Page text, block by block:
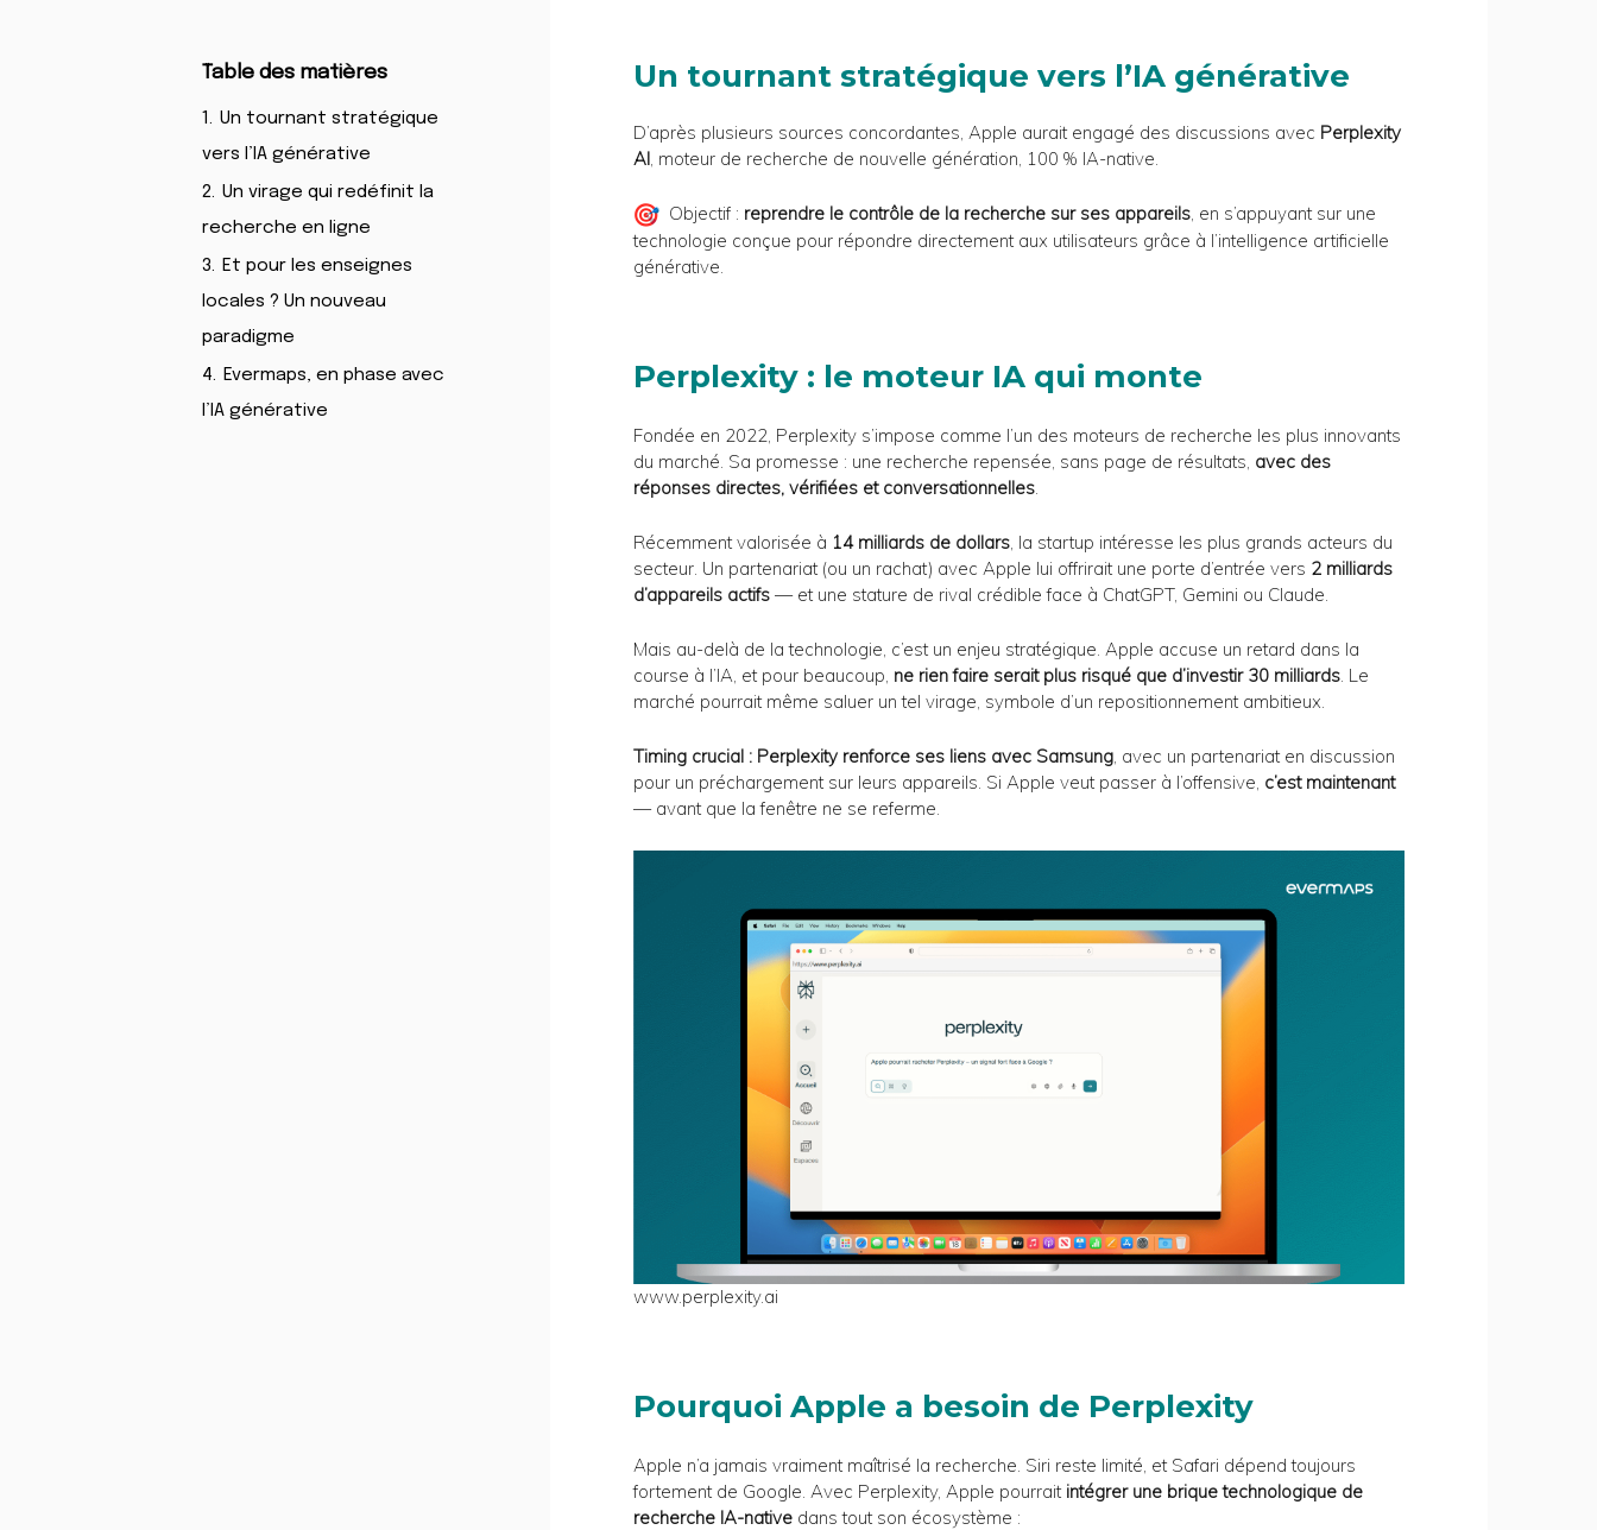
Table des matières
1. Un tournant stratégique
vers l’IA générative
2. Un virage qui redéfinit la
recherche en ligne
3. Et pour les enseignes
locales ? Un nouveau
paradigme
4. Evermaps, en phase avec
l’IA générative
Un tournant stratégique vers l’IA générative
D’après plusieurs sources concordantes, Apple aurait engagé des discussions avec Perplexity
AI , moteur de recherche de nouvelle génération, 100 % IA-native.
Objectif : reprendre le contrôle de la recherche sur ses appareils , en s’appuyant sur une
technologie conçue pour répondre directement aux utilisateurs grâce à l’intelligence artificielle
générative.
Perplexity : le moteur IA qui monte
Fondée en 2022, Perplexity s’impose comme l’un des moteurs de recherche les plus innovants
du marché. Sa promesse : une recherche repensée, sans page de résultats, avec des
réponses directes, vérifiées et conversationnelles
Récemment valorisée à 14 milliards de dollars , la startup intéresse les plus grands acteurs du
secteur. Un partenariat (ou un rachat) avec Apple lui offrirait une porte d’entrée vers 2 milliards
d’appareils actifs — et une stature de rival crédible face à ChatGPT, Gemini ou Claude.
Mais au-delà de la technologie, c’est un enjeu stratégique. Apple accuse un retard dans la
course à l’IA, et pour beaucoup, ne rien faire serait plus risqué que d’investir 30 milliards . Le
marché pourrait même saluer un tel virage, symbole d’un repositionnement ambitieux.
Timing crucial : Perplexity renforce ses liens avec Samsung , avec un partenariat en discussion
pour un préchargement sur leurs appareils. Si Apple veut passer à l’offensive, c’est maintenant
— avant que la fenêtre ne se referme.
www.perplexity.ai
Pourquoi Apple a besoin de Perplexity
Apple n’a jamais vraiment maîtrisé la recherche. Siri reste limité, et Safari dépend toujours
fortement de Google. Avec Perplexity, Apple pourrait intégrer une brique technologique de
recherche IA-native dans tout son écosystème :